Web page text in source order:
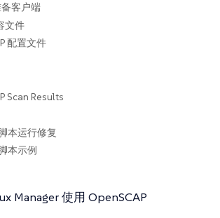
备客户端
文件
配置文件
Scan Results
本运行修复
本示例
Manager 使用 OpenSCAP